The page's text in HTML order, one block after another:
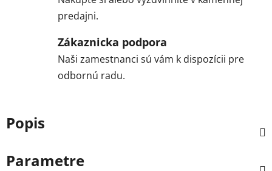
predajni.
Zákaznicka podpora
Naši zamestnanci sú vám k dispozícii pre
odbornú radu.
Popis
Parametre